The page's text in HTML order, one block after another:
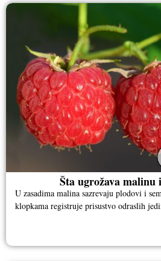
Šta ugrožava malinu
U zasadima malina sazrevaju plodovi i
klopkama registruje prisustvo odraslih